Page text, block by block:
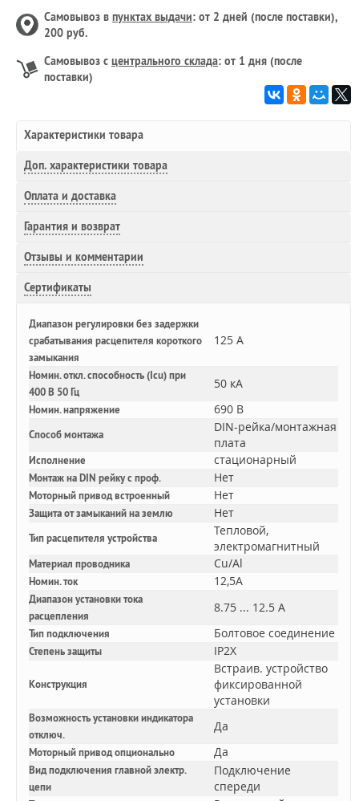
Самовывоз в пунктах выдачи: от 2 дней (после поставки),
200 руб.
Самовывоз с центрального склада: от 1 дня (после
поставки)
Характеристики товара
Доп. характеристики товара
Оплата и доставка
Гарантия и возврат
Отзывы и комментарии
Сертификаты
Диапазон регулировки без задержки
срабатывания расцепителя короткого
замыкания
125 А
Номин. откл. способность (Icu) при
400 В 50 Гц
50 кА
Номин. напряжение 690 В
Способ монтажа
DIN-рейка/монтажная
плата
Исполнение стационарный
Монтаж на DIN рейку с проф. Нет
Моторный привод встроенный Нет
Защита от замыканий на землю Нет
Тип расцепителя устройства
Тепловой,
электромагнитный
Материал проводника Cu/Al
Номин. ток 12,5A
Диапазон установки тока
расцепления
8.75 ... 12.5 А
Тип подключения Болтовое соединение
Степень защиты IP2X
Конструкция
Встраив. устройство
фиксированной
установки
Возможность установки индикатора
отключ.
Да
Моторный привод опционально Да
Вид подключения главной электр.
цепи
Подключение
спереди